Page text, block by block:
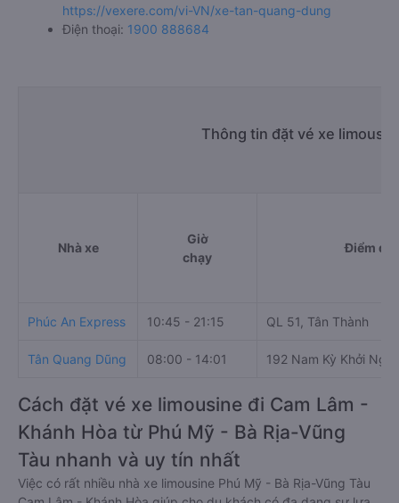
https://vexere.com/vi-VN/xe-tan-quang-dung
Điện thoại: 1900 888684
Thông tin đặt vé xe
Nhà xe
Giờ
chạy
Điểm đi
Phúc An Express 10:45 - 21:15 QL 51, Tân Thành
Tân Quang Dũng 08:00 - 14:01 192 Nam Kỳ Khởi
Cách đặt vé xe limousine đi Cam Lâm -
Khánh Hòa từ Phú Mỹ - Bà Rịa-Vũng
Tàu nhanh và uy tín nhất
Việc có rất nhiều nhà xe limousine Phú Mỹ - Bà Rịa-Vũng Tàu